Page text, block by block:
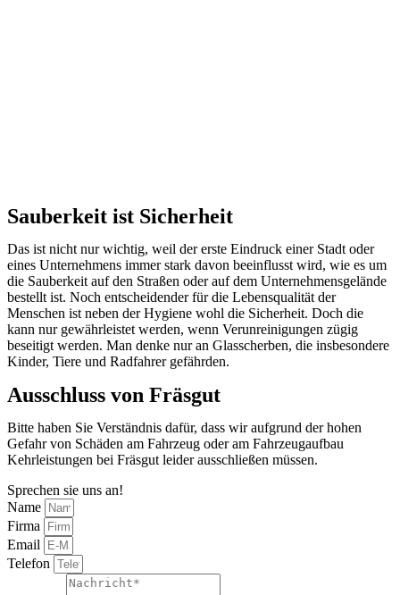
Sauberkeit ist Sicherheit
Das ist nicht nur wichtig, weil der erste Eindruck einer Stadt oder
eines Unternehmens immer stark davon beeinflusst wird, wie es um
die Sauberkeit auf den Straßen oder auf dem Unternehmensgelände
bestellt ist. Noch entscheidender für die Lebensqualität der
Menschen ist neben der Hygiene wohl die Sicherheit. Doch die
kann nur gewährleistet werden, wenn Verunreinigungen zügig
beseitigt werden. Man denke nur an Glasscherben, die insbesondere
Kinder, Tiere und Radfahrer gefährden.
Ausschluss von Fräsgut
Bitte haben Sie Verständnis dafür, dass wir aufgrund der hohen
Gefahr von Schäden am Fahrzeug oder am Fahrzeugaufbau
Kehrleistungen bei Fräsgut leider ausschließen müssen.
Sprechen sie uns an!
Name
Firma
Email
Telefon